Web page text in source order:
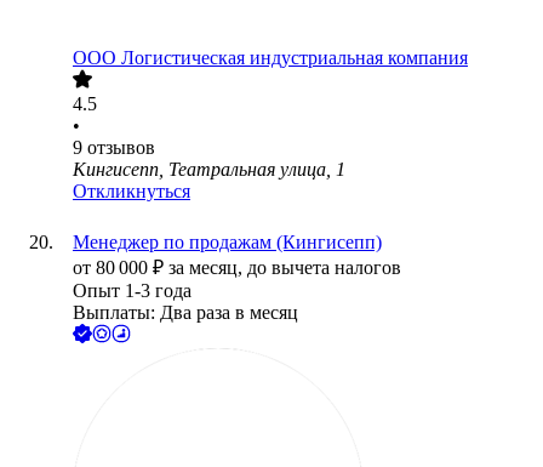
ООО Логистическая индустриальная компания
4.5
•
9 отзывов
Кингисепп, Театральная улица, 1
Откликнуться
Менеджер по продажам (Кингисепп)
от 80 000 ₽ за месяц, до вычета налогов
Опыт 1-3 года
Выплаты: Два раза в месяц